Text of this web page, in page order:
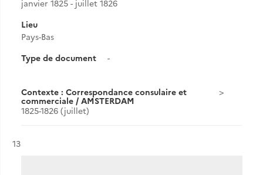
janvier 1825 - juillet 1826
Lieu
Pays-Bas
Type de document
-
Contexte : Correspondance consulaire et
commerciale / AMSTERDAM
1825-1826 (juillet)
Résultat n°
13